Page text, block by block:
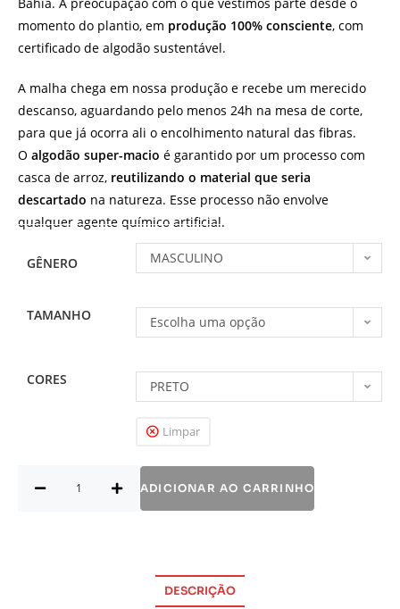
momento do plantio, em produção 100% consciente, com
certificado de algodão sustentável.
A malha chega em nossa produção e recebe um merecido
descanso, aguardando pelo menos 24h na mesa de corte,
para que já ocorra ali o encolhimento natural das fibras.
O algodão super-macio é garantido por um processo com
casca de arroz, reutilizando o material que seria
descartado na natureza. Esse processo não envolve
qualquer agente químico artificial.
GÊNERO MASCULINO
TAMANHO Escolha uma opção
CORES PRETO
Limpar
ADICIONAR AO CARRINHO
DESCRIÇÃO